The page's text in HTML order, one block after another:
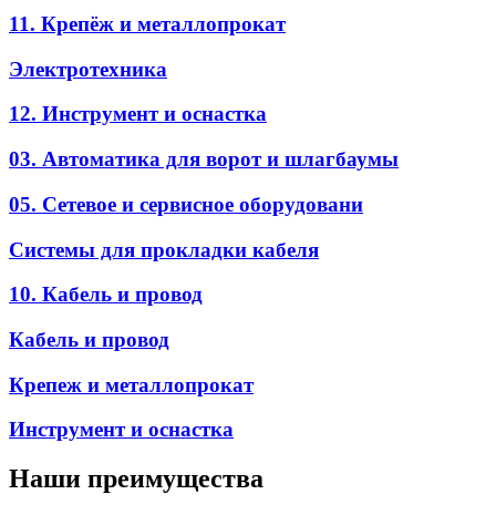
11. Крепёж и металлопрокат
Электротехника
12. Инструмент и оснастка
03. Автоматика для ворот и шлагбаумы
05. Сетевое и сервисное оборудовани
Системы для прокладки кабеля
10. Кабель и провод
Кабель и провод
Крепеж и металлопрокат
Инструмент и оснастка
Наши преимущества